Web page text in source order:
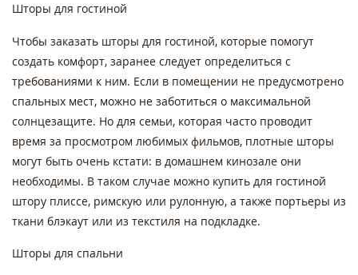
Шторы для гостиной
Чтобы заказать шторы для гостиной, которые помогут
создать комфорт, заранее следует определиться с
требованиями к ним. Если в помещении не предусмотрено
спальных мест, можно не заботиться о максимальной
солнцезащите. Но для семьи, которая часто проводит
время за просмотром любимых фильмов, плотные шторы
могут быть очень кстати: в домашнем кинозале они
необходимы. В таком случае можно купить для гостиной
штору плиссе, римскую или рулонную, а также портьеры из
ткани блэкаут или из текстиля на подкладке.
Шторы для спальни